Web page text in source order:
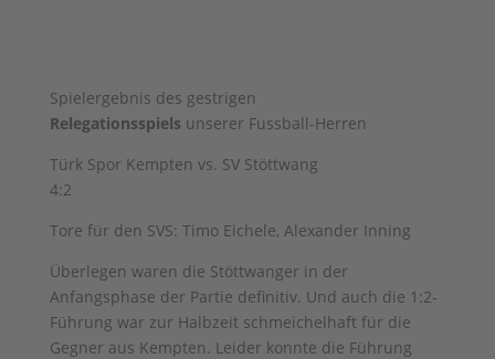
Spielergebnis des gestrigen
Relegationsspiels unserer Fussball-Herren
Türk Spor Kempten vs. SV Stöttwang
4:2
Tore für den SVS: Timo Eichele, Alexander Inning
Überlegen waren die Stöttwanger in der
Anfangsphase der Partie definitiv. Und auch die 1:2-
Führung war zur Halbzeit schmeichelhaft für die
Gegner aus Kempten. Leider konnte die Führung